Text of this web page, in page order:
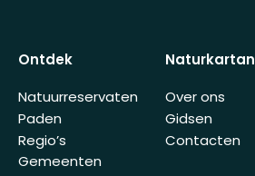
Ontdek
Natuurreservaten
Paden
Regio’s
Gemeenten
Naturkartan
Over ons
Gidsen
Contacten